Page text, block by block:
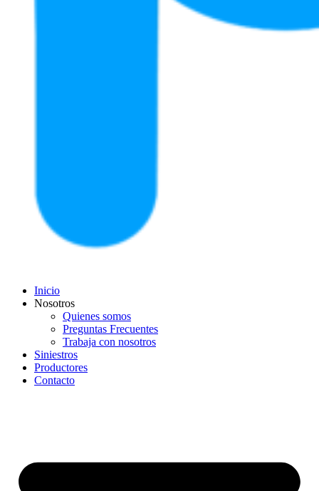
Inicio
Nosotros
Quienes somos
Preguntas Frecuentes
Trabaja con nosotros
Siniestros
Productores
Contacto